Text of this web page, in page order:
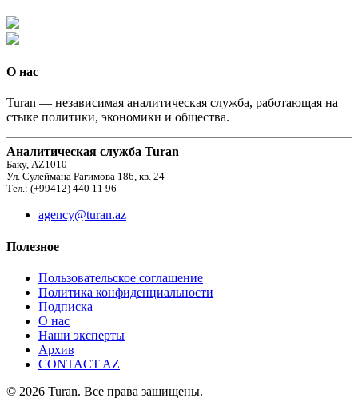
О нас
Turan — независимая аналитическая служба, работающая на
стыке политики, экономики и общества.
Аналитическая служба Turan
Баку, AZ1010
Ул. Сулеймана Рагимова 186, кв. 24
Тел.: (+99412) 440 11 96
agency@turan.az
Полезное
Пользовательское соглашение
Политика конфиденциальности
Подписка
О нас
Наши эксперты
Архив
CONTACT AZ
© 2026 Turan. Все права защищены.